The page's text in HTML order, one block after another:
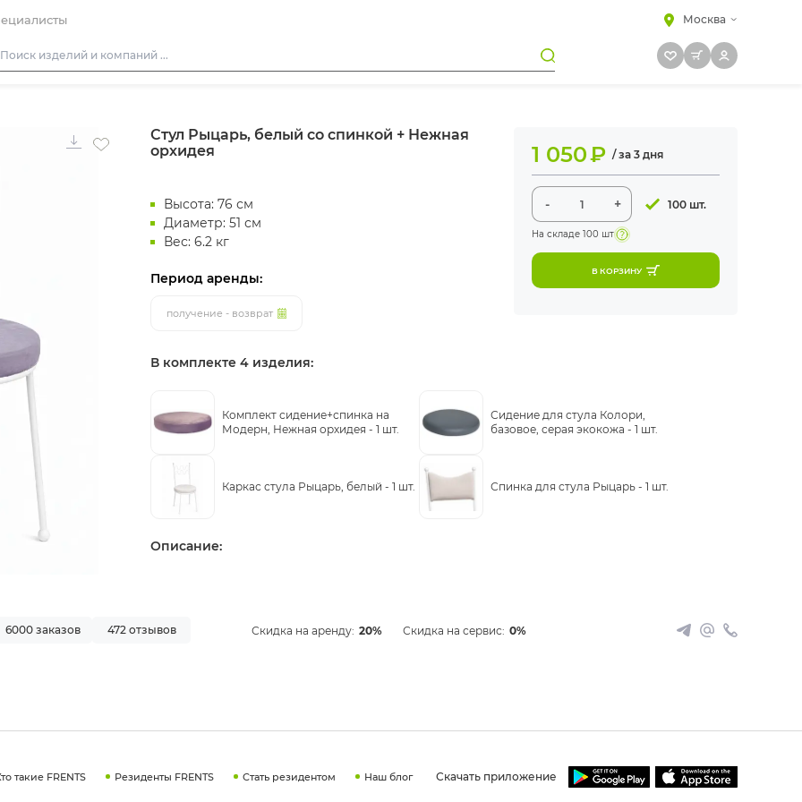
Москва
Стул Рыцарь, белый со спинкой + Нежная
орхидея
Высота: 76 см
Диаметр: 51 см
Вес: 6.2 кг
Период аренды:
получение - возврат
1 050₽ / за 3 дня
- + 100 шт.
На складе 100 шт
В КОРЗИНУ
В комплекте 4 изделия:
Комплект сидение+спинка на
Модерн, Нежная орхидея - 1 шт.
Сидение для стула Колори,
базовое, серая экокожа - 1 шт.
Каркас стула Рыцарь, белый - 1 шт. Спинка для стула Рыцарь - 1 шт.
Описание:
6000 заказов 472 отзывов Скидка на аренду: 20% Скидка на сервис: 0%
такие FRENTS Резиденты FRENTS Стать резидентом Наш блог Скачать приложение